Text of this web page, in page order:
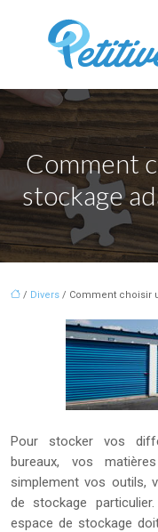
Comment
stockage
/ Divers / Comment choisir
Pour stocker vos
bureaux, vos
simplement vos outils,
de stockage
espace de stockage